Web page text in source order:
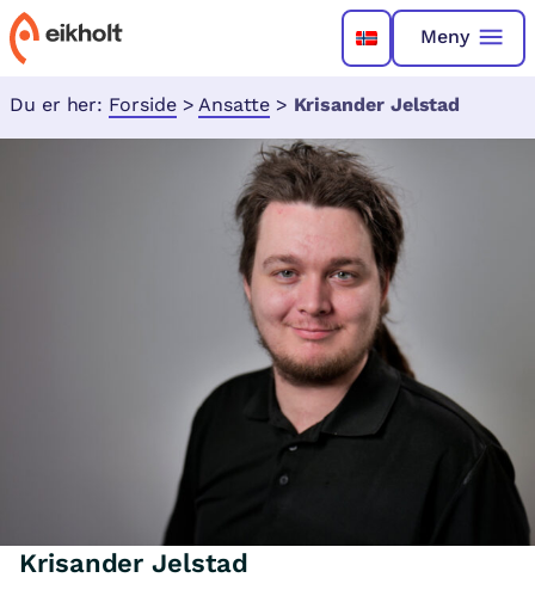
Meny
Du er her: Forside > Ansatte > Krisander Jelstad
Krisander Jelstad